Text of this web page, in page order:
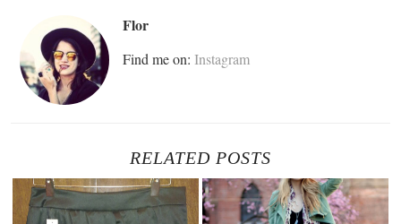
Flor
Find me on: Instagram
RELATED POSTS